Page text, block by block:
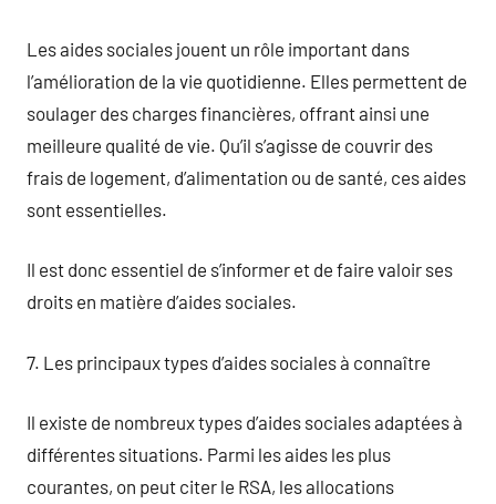
Les aides sociales jouent un rôle important dans
l’amélioration de la vie quotidienne. Elles permettent de
soulager des charges financières, offrant ainsi une
meilleure qualité de vie. Qu’il s’agisse de couvrir des
frais de logement, d’alimentation ou de santé, ces aides
sont essentielles.
Il est donc essentiel de s’informer et de faire valoir ses
droits en matière d’aides sociales.
7. Les principaux types d’aides sociales à connaître
Il existe de nombreux types d’aides sociales adaptées à
différentes situations. Parmi les aides les plus
courantes, on peut citer le RSA, les allocations